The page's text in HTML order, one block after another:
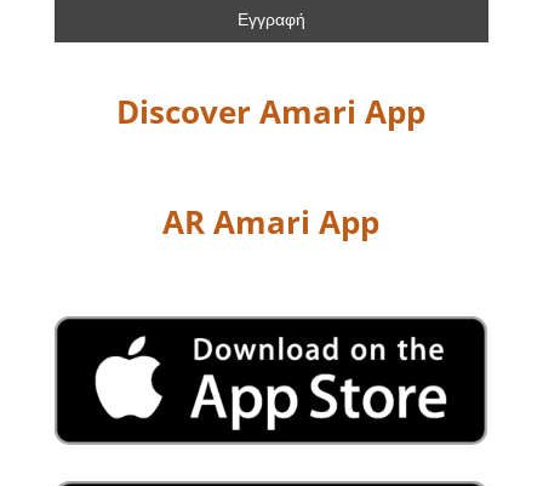
Discover Amari App
AR Amari App